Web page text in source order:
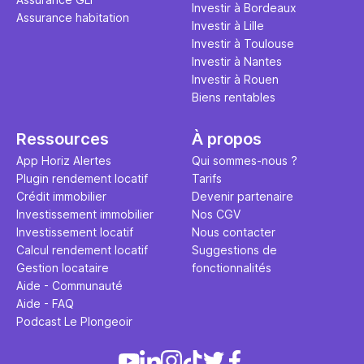
Assurance habitation
Investir à Bordeaux
Investir à Lille
Investir à Toulouse
Investir à Nantes
Investir à Rouen
Biens rentables
Ressources
App Horiz Alertes
Plugin rendement locatif
Crédit immobilier
Investissement immobilier
Investissement locatif
Calcul rendement locatif
Gestion locataire
Aide - Communauté
Aide - FAQ
Podcast Le Plongeoir
À propos
Qui sommes-nous ?
Tarifs
Devenir partenaire
Nos CGV
Nous contacter
Suggestions de
fonctionnalités